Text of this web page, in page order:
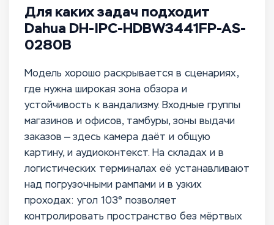
Для каких задач подходит
Dahua DH-IPC-HDBW3441FP-AS-
0280B
Модель хорошо раскрывается в сценариях,
где нужна широкая зона обзора и
устойчивость к вандализму. Входные группы
магазинов и офисов, тамбуры, зоны выдачи
заказов — здесь камера даёт и общую
картину, и аудиоконтекст. На складах и в
логистических терминалах её устанавливают
над погрузочными рампами и в узких
проходах: угол 103° позволяет
контролировать пространство без мёртвых